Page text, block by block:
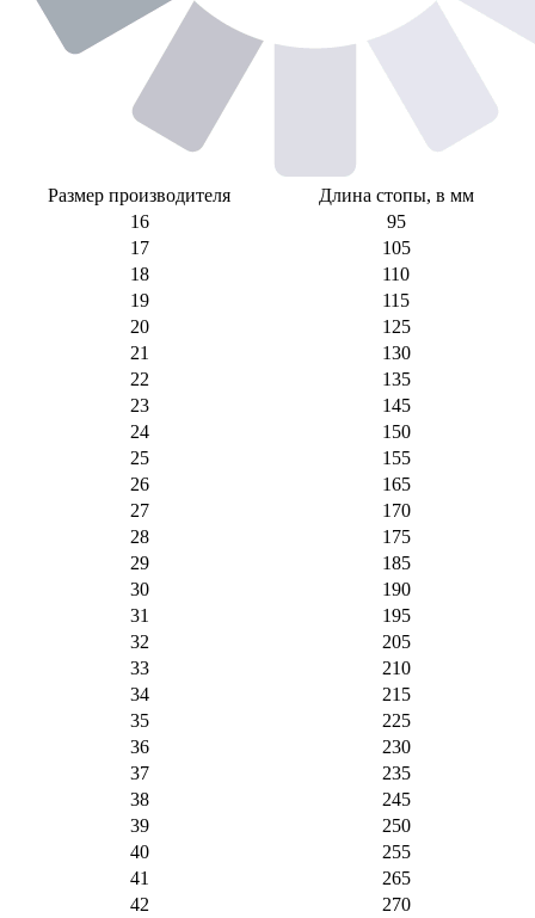
Размер производителя
Длина стопы, в мм
16
95
17
105
18
110
19
115
20
125
21
130
22
135
23
145
24
150
25
155
26
165
27
170
28
175
29
185
30
190
31
195
32
205
33
210
34
215
35
225
36
230
37
235
38
245
39
250
40
255
41
265
42
270